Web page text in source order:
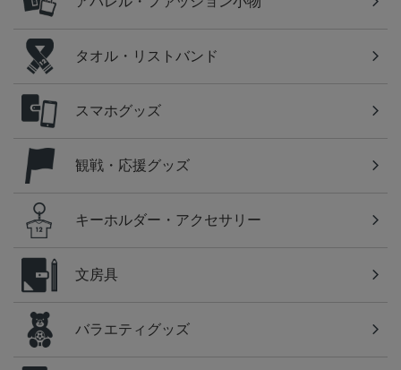
タオル・リストバンド
スマホグッズ
観戦・応援グッズ
キーホルダー・アクセサリー
文房具
バラエティグッズ